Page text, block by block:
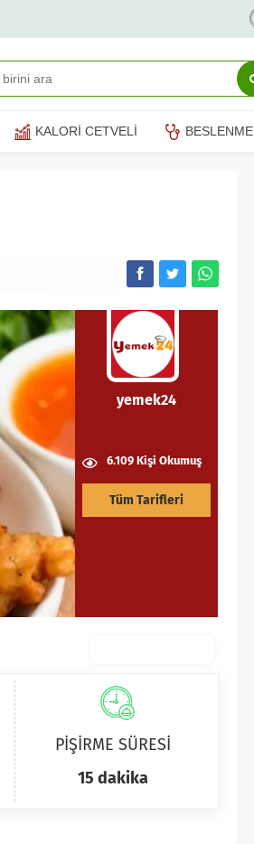
KALORİ CETVELİ BESLENME
yemek24
6.109 Kişi Okumuş
Tüm Tarifleri
PİŞİRME SÜRESİ
15 dakika